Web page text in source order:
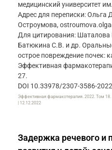
медицинский университет
Адрес для переписки: Ольга
Остроумова,
Для цитирования:
Батюкина С.В. и др.
острое повреждение почек:
Эффективная
27.
DOI 10.33978/2307-3586-
Эффективная фармакотерапия. 2022. Том
| 12.12.2022
Задержка речевого и